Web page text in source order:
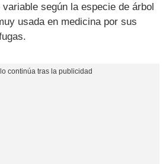
según la especie de árbol
usada en medicina por sus